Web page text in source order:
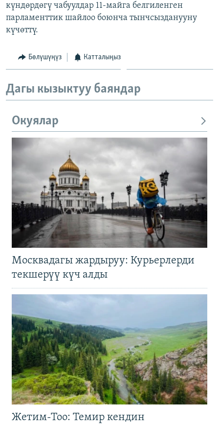
күндөрдөгү чабуулдар 11-майга белгиленген
парламенттик шайлоо боюнча тынчсызданууну
күчөттү.
Бөлүшүңүз Катталыңыз
Дагы кызыктуу баяндар
Окуялар
Москвадагы жардыруу: Курьерлерди
текшерүү күч алды
Жетим-Тоо: Темир кендин